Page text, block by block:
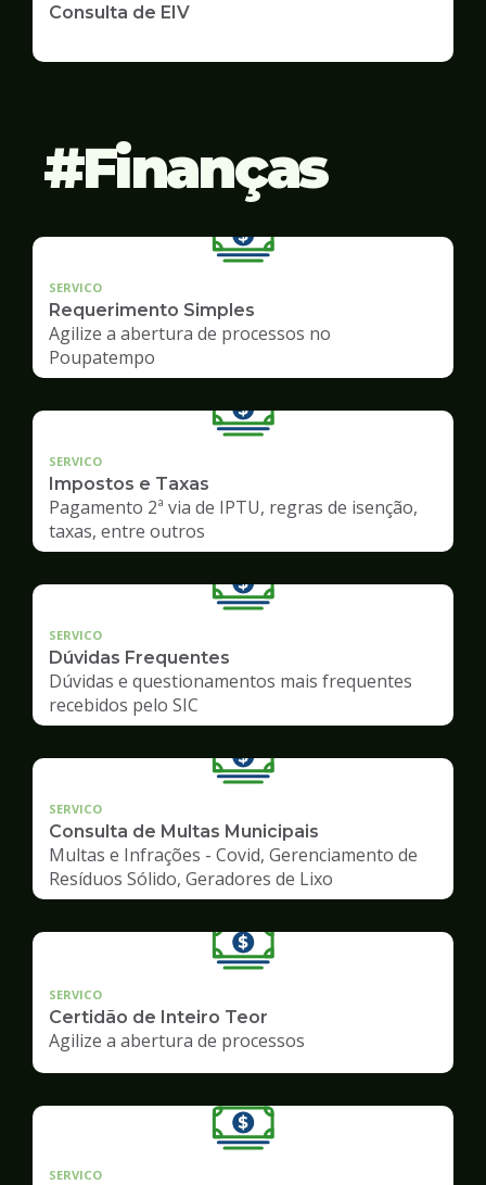
Consulta de EIV
Finanças
SERVICO
Requerimento Simples
Agilize a abertura de processos no
Poupatempo
SERVICO
Impostos e Taxas
Pagamento 2ª via de IPTU, regras de isenção,
taxas, entre outros
SERVICO
Dúvidas Frequentes
Dúvidas e questionamentos mais frequentes
recebidos pelo SIC
SERVICO
Consulta de Multas Municipais
Multas e Infrações - Covid, Gerenciamento de
Resíduos Sólido, Geradores de Lixo
SERVICO
Certidão de Inteiro Teor
Agilize a abertura de processos
SERVICO